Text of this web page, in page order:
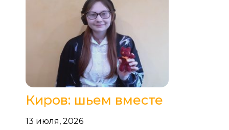
Киров: шьем вместе
13 июля, 2026